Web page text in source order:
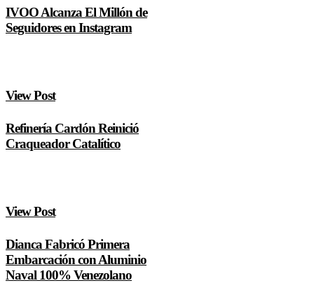
IVOO Alcanza El Millón de
Seguidores en Instagram
View Post
Refinería Cardón Reinició
Craqueador Catalítico
View Post
Dianca Fabricó Primera
Embarcación con Aluminio
Naval 100% Venezolano